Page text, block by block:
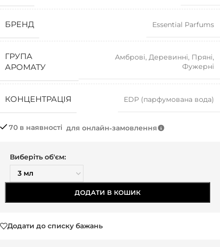
БРЕНД Essential Parfums
ГРУПА
АРОМАТУ
Амброві, Деревинні, Пряні,
Фужерні
КОНЦЕНТРАЦІЯ EDP (парфумована вода)
70 в наявності для онлайн‑замовлення
Виберіть об'єм:
ДОДАТИ В КОШИК
Додати до списку бажань